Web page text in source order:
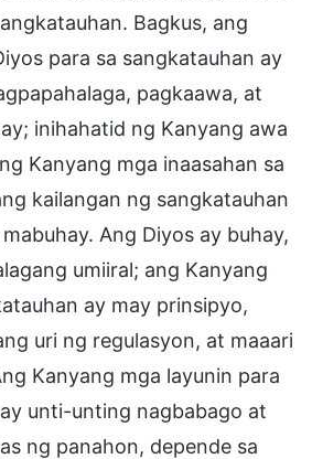
Bagkus, ang
para sa sangkatauhan ay
pagkaawa, at
inihahatid ng Kanyang awa
Kanyang mga inaasahan sa
kailangan ng sangkatauhan
Ang Diyos ay buhay,
umiiral; ang Kanyang
ay may prinsipyo,
uri ng regulasyon, at maaari
Kanyang mga layunin para
unti-unting nagbabago at
ng panahon, depende sa